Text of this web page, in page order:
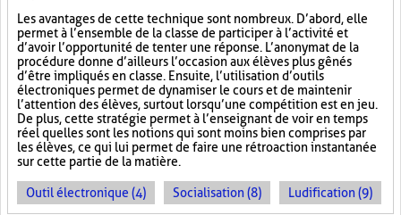
Les avantages de cette technique sont nombreux. D’abord, elle
permet à l’ensemble de la classe de participer à l’activité et
d’avoir l’opportunité de tenter une réponse. L’anonymat de la
procédure donne d’ailleurs l’occasion aux élèves plus gênés
d’être impliqués en classe. Ensuite, l’utilisation d’outils
électroniques permet de dynamiser le cours et de maintenir
l’attention des élèves, surtout lorsqu’une compétition est en jeu.
De plus, cette stratégie permet à l’enseignant de voir en temps
réel quelles sont les notions qui sont moins bien comprises par
les élèves, ce qui lui permet de faire une rétroaction instantanée
sur cette partie de la matière.
Outil électronique (4) Socialisation (8) Ludification (9)